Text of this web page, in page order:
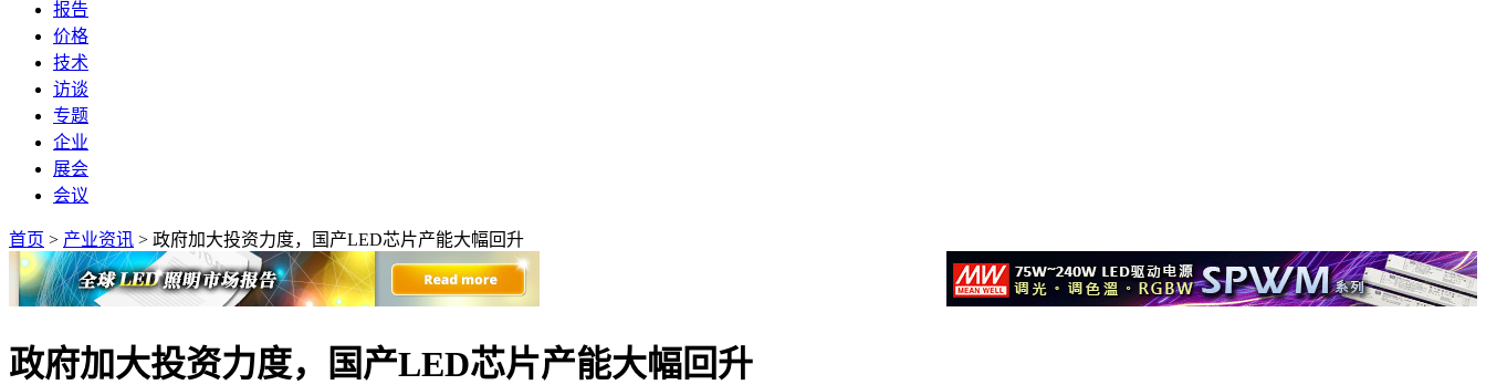
报告
价格
技术
访谈
专题
企业
展会
会议
首页 > 产业资讯 > 政府加大投资力度，国产LED芯片产能大幅回升
政府加大投资力度，国产LED芯片产能大幅回升